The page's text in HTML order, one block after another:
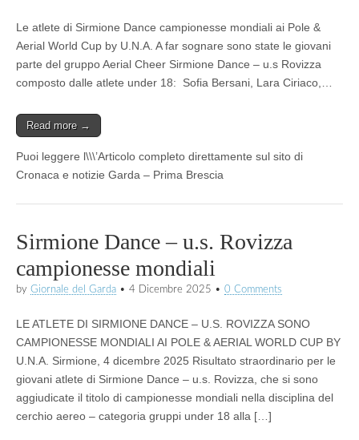
Le atlete di Sirmione Dance campionesse mondiali ai Pole &
Aerial World Cup by U.N.A. A far sognare sono state le giovani
parte del gruppo Aerial Cheer Sirmione Dance – u.s Rovizza
composto dalle atlete under 18: Sofia Bersani, Lara Ciriaco,…
Read more →
Puoi leggere l\\\’Articolo completo direttamente sul sito di
Cronaca e notizie Garda – Prima Brescia
Sirmione Dance – u.s. Rovizza
campionesse mondiali
by Giornale del Garda • 4 Dicembre 2025 • 0 Comments
LE ATLETE DI SIRMIONE DANCE – U.S. ROVIZZA SONO
CAMPIONESSE MONDIALI AI POLE & AERIAL WORLD CUP BY
U.N.A. Sirmione, 4 dicembre 2025 Risultato straordinario per le
giovani atlete di Sirmione Dance – u.s. Rovizza, che si sono
aggiudicate il titolo di campionesse mondiali nella disciplina del
cerchio aereo – categoria gruppi under 18 alla […]